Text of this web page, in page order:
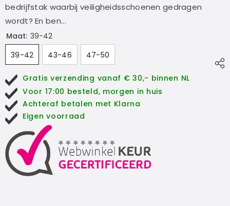
bedrijfstak waarbij veiligheidsschoenen gedragen
wordt? En ben...
Maat: 39-42
39-42
43-46 47-50
Gratis verzending vanaf € 30,- binnen NL
Voor 17:00 besteld, morgen in huis
Achteraf betalen met Klarna
Eigen voorraad